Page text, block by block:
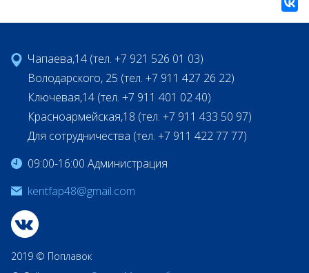
Чапаева,14 (тел. +7 921 526 01 03)
Володарского, 25 (тел. +7 911 427 26 22)
Ключевая,14 (тел. +7 911 401 02 40)
Красноармейская,18 (тел. +7 911 433 50 97)
Для сотрудничества (тел. +7 911 422 77 77)
09:00-16:00 Администрация
kentfap48@gmail.com
2019 © Поплавок